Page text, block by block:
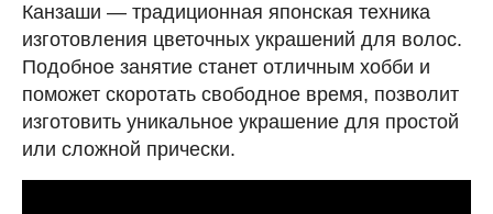
Канзаши ― традиционная японская техника
изготовления цветочных украшений для волос.
Подобное занятие станет отличным хобби и
поможет скоротать свободное время, позволит
изготовить уникальное украшение для простой
или сложной прически.